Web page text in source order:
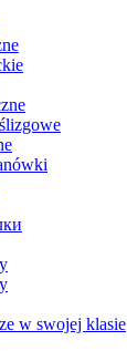
w swojej klasie